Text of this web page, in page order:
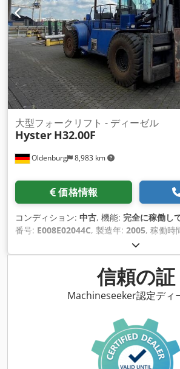
Oldenburg 8,983 km
大型フォークリフト - ディーゼル
Hyster H32.00F
価格情報
コンディション: 中古, 機能: 完全に稼働し
番号: E008E02044C, 製造年: 2005, 稼働時
, 揚程:
ィーゼル, マスト型式:シンプレックス, 建
113 キロワット (153.64 馬力), フォー
44,080 kg（キログラム）, 駆動方
信頼の証
Machineseeker認定ディ